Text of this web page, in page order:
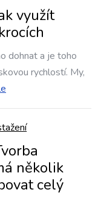
využít
dohnat a je toho
rychlostí. My,
několik
celý